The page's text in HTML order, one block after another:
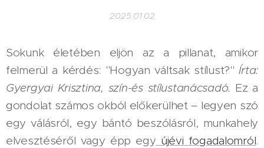
2025.01.02
Sokunk életében eljön az a pillanat, amikor
felmerül a kérdés: "Hogyan váltsak stílust?"Írta:
Gyergyai Krisztina, szín-és stílustanácsadó. Ez a
gondolat számos okból előkerülhet – legyen szó
egy válásról, egy bántó beszólásról, munkahely
elvesztéséről vagy épp egy újévi fogadalomról.